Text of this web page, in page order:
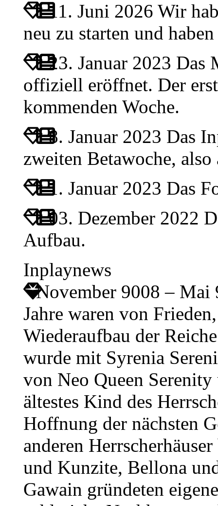
11. Juni 2026 Wir
neu zu starten und
23. Januar 2023 Das
offiziell eröffnet. Der
kommenden Woche.
8. Januar 2023 Das
zweiten Betawoche, also
1. Januar 2023 Das
03. Dezember 2022
Aufbau.
Inplaynews
November 9008 – Mai
Jahre waren von
Wiederaufbau der
wurde mit Syrenia
von Neo Queen
ältestes Kind des
Hoffnung der nächsten
anderen
und Kunzite, Bellona
Gawain gründeten